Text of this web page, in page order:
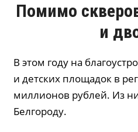
Помимо
и
В этом году на
и детских площадок в
миллионов рублей. Из
Белгороду.